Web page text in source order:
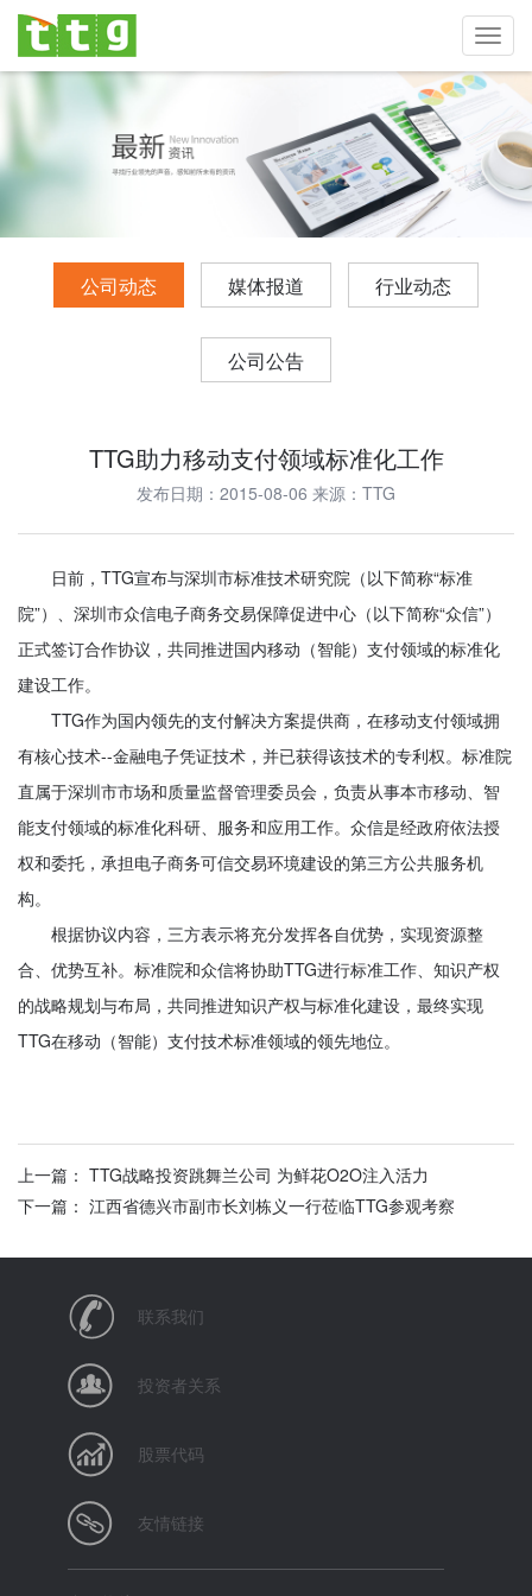
公司动态 媒体报道 行业动态
公司公告
TTG助力移动支付领域标准化工作
发布日期：2015-08-06 来源：TTG
日前，TTG宣布与深圳市标准技术研究院（以下简称“标准
院”）、深圳市众信电子商务交易保障促进中心（以下简称“众信”）
正式签订合作协议，共同推进国内移动（智能）支付领域的标准化
建设工作。
TTG作为国内领先的支付解决方案提供商，在移动支付领域拥
有核心技术--金融电子凭证技术，并已获得该技术的专利权。标准院
直属于深圳市市场和质量监督管理委员会，负责从事本市移动、智
能支付领域的标准化科研、服务和应用工作。众信是经政府依法授
权和委托，承担电子商务可信交易环境建设的第三方公共服务机
构。
根据协议内容，三方表示将充分发挥各自优势，实现资源整
合、优势互补。标准院和众信将协助TTG进行标准工作、知识产权
的战略规划与布局，共同推进知识产权与标准化建设，最终实现
TTG在移动（智能）支付技术标准领域的领先地位。
上一篇： TTG战略投资跳舞兰公司 为鲜花O2O注入活力
下一篇： 江西省德兴市副市长刘栋义一行莅临TTG参观考察
联系我们
投资者关系
股票代码
友情链接